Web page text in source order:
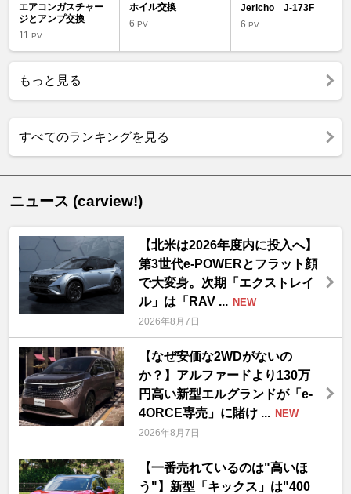
エアコンガスチャー
ジとアンプ交換
11 PV
ホイル交換
6PV
Jericho J-173F
6 PV
もっと見る
すべてのランキングを見る
ニュース (carview!)
【北米は2026年度内に投入へ】
第3世代e-POWERとフラット顔
で大変身。次期「エクストレイ
ル」は「RAV ... NEW
2026年8月7日
【なぜ安価な2WDがないの
か？】アルファードより130万
円高い新型エルグランドが「e-
4ORCE専売」に賭け ... NEW
2026年8月7日
【一番売れているのは"高いほ
う"】新型「キックス」は"400